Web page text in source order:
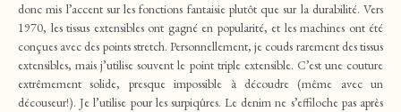
donc mis l’accent sur les fonctions fantaisie plutôt que sur la durabilité. Vers
1970, les tissus extensibles ont gagné en popularité, et les machines ont été
conçues avec des points stretch. Personnellement, je couds rarement des tissus
extensibles, mais j’utilise souvent le point triple extensible. C’est une couture
extrêmement solide, presque impossible à découdre (même avec un
découseur!). Je l’utilise pour les surpiqûres. Le denim ne s’effiloche pas après